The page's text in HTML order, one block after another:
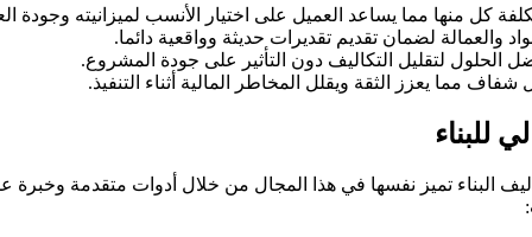
كل منها مما يساعد العميل على اختيار الأنسب لميزانيته وجودة
والعمالة لضمان تقديم تقديرات حديثة وواقعية دائما.
الحلول لتقليل التكاليف دون التأثير على جودة المشروع.
مما يعزز الثقة ويقلل المخاطر المالية أثناء التنفيذ.
للبناء
البناء تميز نفسها في هذا المجال من خلال أدوات متقدمة وخبرة